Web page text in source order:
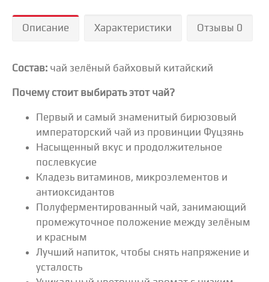
Описание Характеристики Отзывы 0
Состав: чай зелёный байховый китайский
Почему стоит выбирать этот чай?
Первый и самый знаменитый бирюзовый
императорский чай из провинции Фуцзянь
Насыщенный вкус и продолжительное
послевкусие
Кладезь витаминов, микроэлементов и
антиоксидантов
Полуферментированный чай, занимающий
промежуточное положение между зелёным
и красным
Лучший напиток, чтобы снять напряжение и
усталость